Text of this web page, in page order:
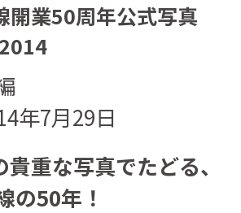
開業50周年公式写真
年7月29日
重な写真でたどる、
の50年！